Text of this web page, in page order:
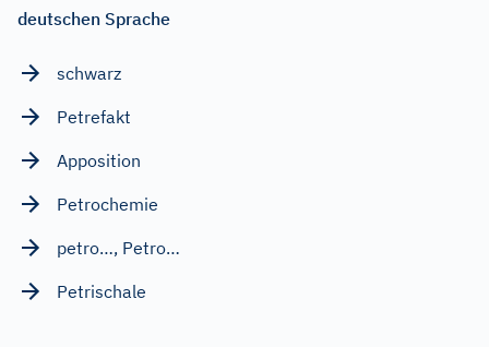
deutschen Sprache
schwarz
Petrefakt
Apposition
Petrochemie
petro…, Petro…
Petrischale